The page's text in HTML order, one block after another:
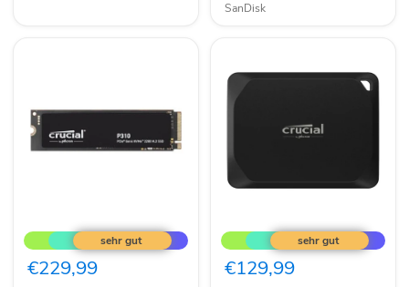
SanDisk
P310
int
M.2
2280
€229,99
X10
Pro
externe
SSD-
€129,99